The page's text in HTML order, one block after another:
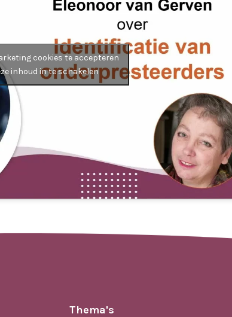
cookies te accepteren
inhoud in te schakelen
Thema's